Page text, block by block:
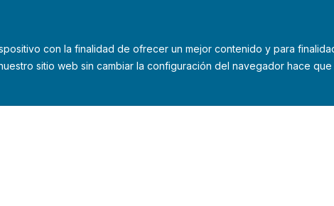
con la finalidad de ofrecer un mejor contenido y para
sitio web sin cambiar la configuración del navegador hace